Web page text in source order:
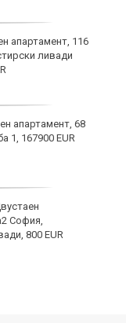
апартамент, 116
ливади
апартамент, 68
1, 167900 EUR
София,
800 EUR